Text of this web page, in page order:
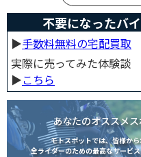
不要になったバ
▶︎手数料無料の宅配買取
実際に売ってみた体験談
▶︎こちら
あなたのオススメ
モトスポットでは、皆様か
全ライダーのための最高なサービ